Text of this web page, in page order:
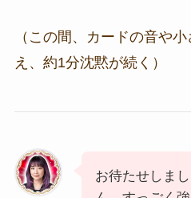
（この間、カードの音や
え、約1分沈黙が続く）
お待たせしま